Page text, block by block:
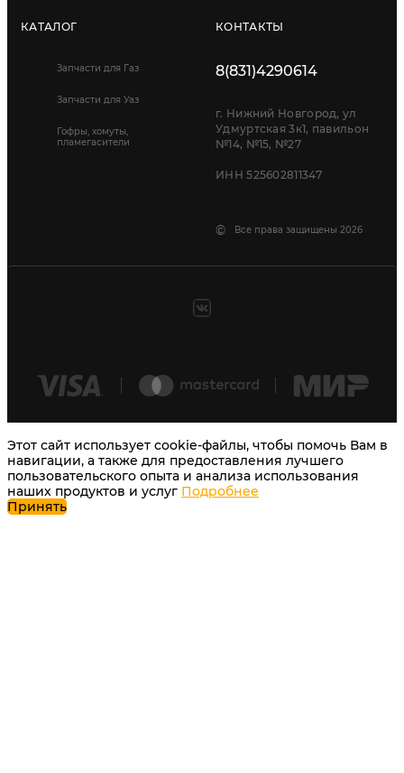
КАТАЛОГ
Запчасти для Газ
Запчасти для Уаз
Гофры, хомуты,
пламегасители
КОНТАКТЫ
8(831)4290614
г. Нижний Новгород, ул
Удмуртская 3к1, павильон
№14, №15, №27
ИНН 525602811347
© Все права защищены 2026
Этот сайт использует cookie-файлы, чтобы помочь Вам в
навигации, а также для предоставления лучшего
пользовательского опыта и анализа использования
наших продуктов и услуг Подробнее
Принять